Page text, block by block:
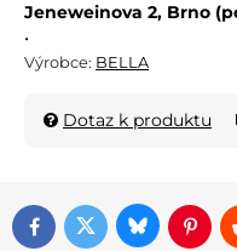
Jeneweinova 2, Brno
•
Výrobce: BELLA
Dotaz k produktu
FacebookTwitterBluesky